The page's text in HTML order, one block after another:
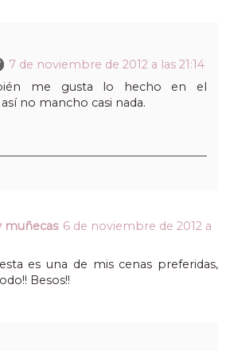
7 de noviembre de 2012 a las 21:14
me gusta lo hecho en el
no mancho casi nada.
muñecas 6 de noviembre de 2012 a
es una de mis cenas preferidas,
Besos!!